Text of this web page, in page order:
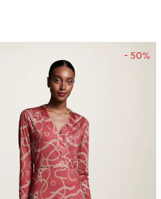
- 50%